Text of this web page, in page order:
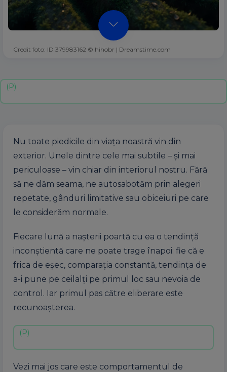
Credit foto: ID 379983162 © hihobr | Dreamstime.com
Nu toate piedicile din viața noastră vin din
exterior. Unele dintre cele mai subtile – și mai
periculoase – vin chiar din interiorul nostru. Fără
să ne dăm seama, ne autosabotăm prin alegeri
repetate, gânduri limitative sau obiceiuri pe care
le considerăm normale.
Fiecare lună a nașterii poartă cu ea o tendință
inconștientă care ne poate trage înapoi: fie că e
frica de eșec, comparația constantă, tendința de
a-i pune pe ceilalți pe primul loc sau nevoia de
control. Iar primul pas către eliberare este
recunoașterea.
Vezi mai jos care este comportamentul de